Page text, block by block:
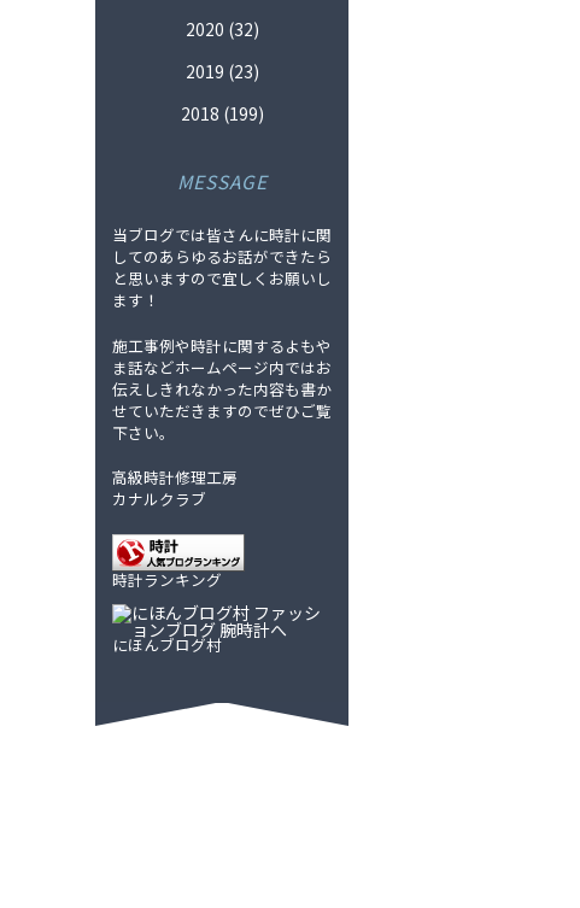
2020 (32)
2019 (23)
2018 (199)
MESSAGE
当ブログでは皆さんに時計に関
してのあらゆるお話ができたら
と思いますので宜しくお願いし
ます！
施工事例や時計に関するよもや
ま話などホームページ内ではお
伝えしきれなかった内容も書か
せていただきますのでぜひご覧
下さい。
高級時計修理工房
カナルクラブ
時計ランキング
にほんブログ村